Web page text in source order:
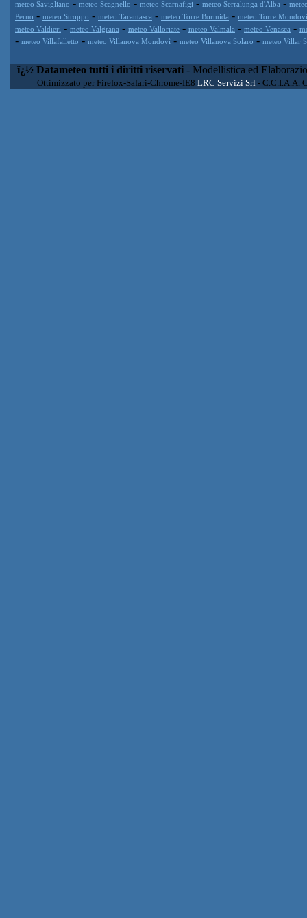
meteo Savigliano - meteo Scagnello - meteo Scarnafigi - meteo Serralunga d'Alba -
Perno - meteo Stroppo - meteo Tarantasca - meteo Torre Bormida - meteo Torre Mondovì
meteo Valdieri - meteo Valgrana - meteo Valloriate - meteo Valmala - meteo Venasca -
- meteo Villafalletto - meteo Villanova Mondovì - meteo Villanova Solaro - meteo Villar
ï¿½ Datameteo tutti i diritti riservati - Modellistica ed
Ottimizzato per Firefox-Safari-Chrome-IE8 LRC Servizi Srl - C.C.I.A.A.